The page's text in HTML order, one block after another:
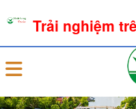
Trải nghiệm